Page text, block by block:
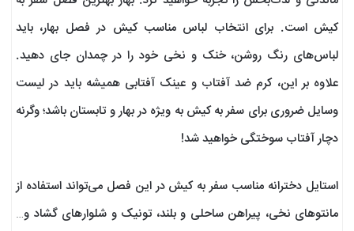
کیش است. برای انتخاب لباس مناسب کیش در فصل بهار، باید
لباس‌های رنگ روشن، خنک و نخی خود را در چمدان جای دهید.
علاوه بر این، کرم ضد آفتاب و عینک آفتابی همیشه باید در لیست
وسایل ضروری برای سفر به کیش به ویژه در بهار و تابستان باشد؛ وگرنه
دچار آفتاب سوختگی خواهید شد!
استایل دخترانه مناسب سفر به کیش در این فصل می‌تواند استفاده از
مانتوهای نخی، پیراهن ساحلی و بلند، تونیک و شلوارهای گشاد و…